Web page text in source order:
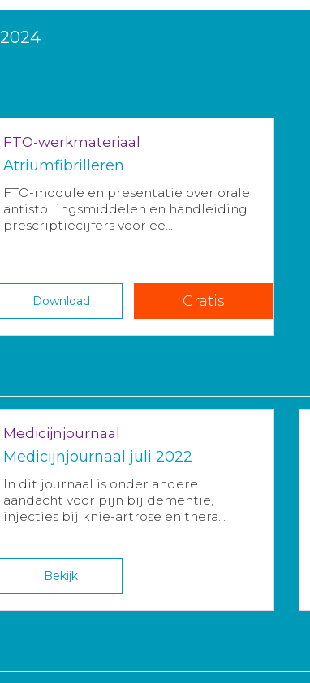
FTO-werkmateriaal
Atriumfibrilleren
FTO-module en presentatie over orale
antistollingsmiddelen en handleiding
prescriptiecijfers voor ee...
Download Gratis
Medicijnjournaal
Medicijnjournaal juli 2022
In dit journaal is onder andere
aandacht voor pijn bij dementie,
injecties bij knie-artrose en thera...
Bekijk